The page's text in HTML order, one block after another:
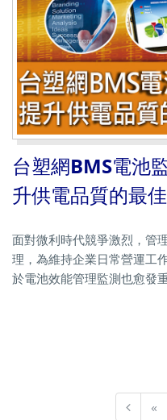
台塑網BMS電池
升供電品質的最
面對微利時代競爭激烈，管
理，為維持企業日常營運工
於電池效能管理監測也愈發重
«